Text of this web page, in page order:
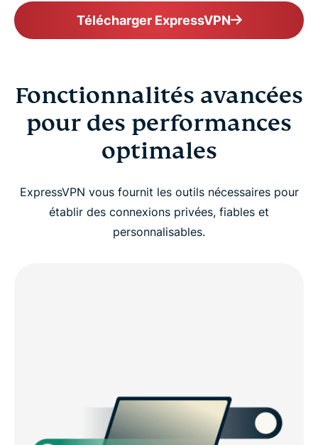
Télécharger ExpressVPN
Fonctionnalités avancées
pour des performances
optimales
ExpressVPN vous fournit les outils nécessaires pour
établir des connexions privées, fiables et
personnalisables.